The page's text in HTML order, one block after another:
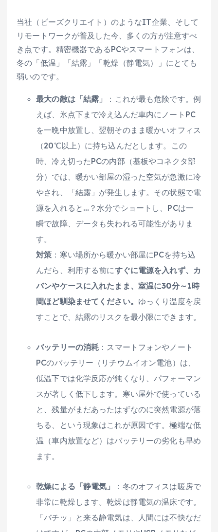
当社（ビーズクリエイト）のようなIT企業、そして
リモートワークが普及した今、多くの方が注意すべ
き点です。精密機器であるPCやスマートフォンは、
冬の「低温」「結露」「乾燥（静電気）」にとても
弱いのです。
最大の敵は「結露」
：これが最も危険です。例
えば、氷点下まで冷え込んだ車内にノートPC
を一晩中放置し、翌朝そのまま暖かいオフィス
（20℃以上）に持ち込んだとします。この
時、冷え切ったPCの内部（基板やコネクタ部
分）では、暖かい部屋の湿った空気が急激に冷
やされ、「結露」が発生します。その状態で電
源を入れると…？水分でショートし、PCは一
瞬で故障、データも失われる可能性がありま
す。
対策 ：寒い場所から暖かい部屋にPCを持ち込
んだら、利用する前にすぐに電源を入れず、カ
バンやケースに入れたまま、室温に30分～1時
間ほど馴染ませてください。 ゆっくり温度を戻
すことで、結露のリスクを最小限にできます。
バッテリーの消耗 ：スマートフォンやノート
PCのバッテリー（リチウムイオン電池）は、
低温下では化学反応が鈍くなり、パフォーマン
スが著しく低下します。寒い屋外で使っている
と、残量がまだあったはずなのに突然電源が落
ちる、という現象はこれが原因です。極端な低
温（車内放置など）はバッテリーの劣化も早め
ます。
乾燥による「静電気」
：冬のオフィスは暖房で
非常に乾燥します。乾燥は静電気の温床です。
「バチッ」と来る静電気は、人間には不快なだ